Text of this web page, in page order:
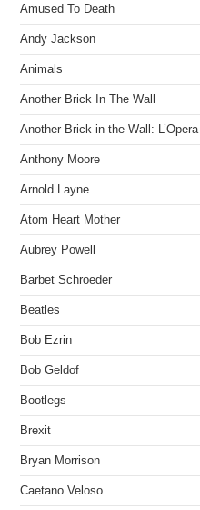
Amused To Death
Andy Jackson
Animals
Another Brick In The Wall
Another Brick in the Wall: L’Opera
Anthony Moore
Arnold Layne
Atom Heart Mother
Aubrey Powell
Barbet Schroeder
Beatles
Bob Ezrin
Bob Geldof
Bootlegs
Brexit
Bryan Morrison
Caetano Veloso